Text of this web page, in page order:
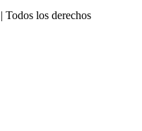
los derechos